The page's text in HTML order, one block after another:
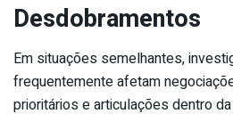
Desdobramentos
Em situações semelhantes,
frequentemente afetam
prioritários e articulações dentro